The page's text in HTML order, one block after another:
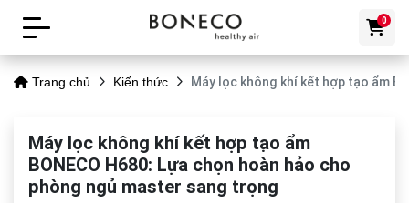
0
Trang chủ Kiến thức Máy lọc không khí kết hợp tạo ẩm
Máy lọc không khí kết hợp tạo ẩm
BONECO H680: Lựa chọn hoàn hảo cho
phòng ngủ master sang trọng